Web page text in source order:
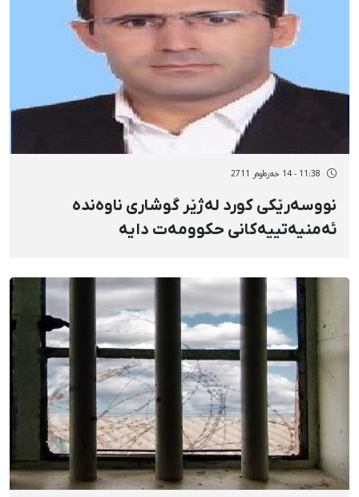
11:38 - 14 خەزەڵوەر 2711
نووسەرێكی كورد لەژێر گوشاری ناوەندە
ئەمنیەتییەكانی حكوومەت دایە